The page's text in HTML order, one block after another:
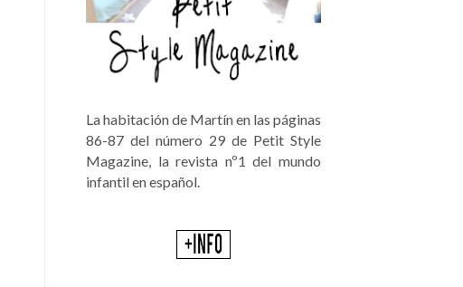
La habitación de Martín en las páginas
86-87 del número 29 de Petit Style
Magazine, la revista nº1 del mundo
infantil en español.